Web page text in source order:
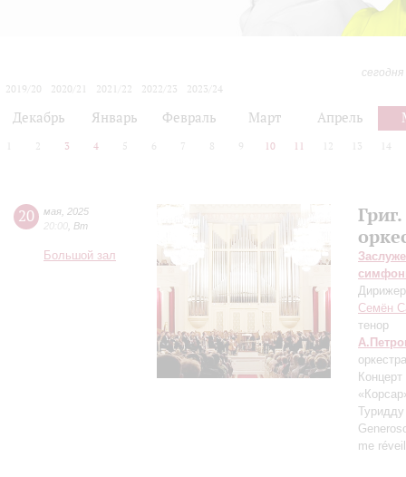
2019/20
2020/21 2021/22 2022/23
2023/24
Декабрь Январь Февраль Март Апрель
2 3 4 5 6 7 8 9 10 11 12 13 14
20 мая 2025
20:00 Вт
Большой зал
Семён
тенор
me